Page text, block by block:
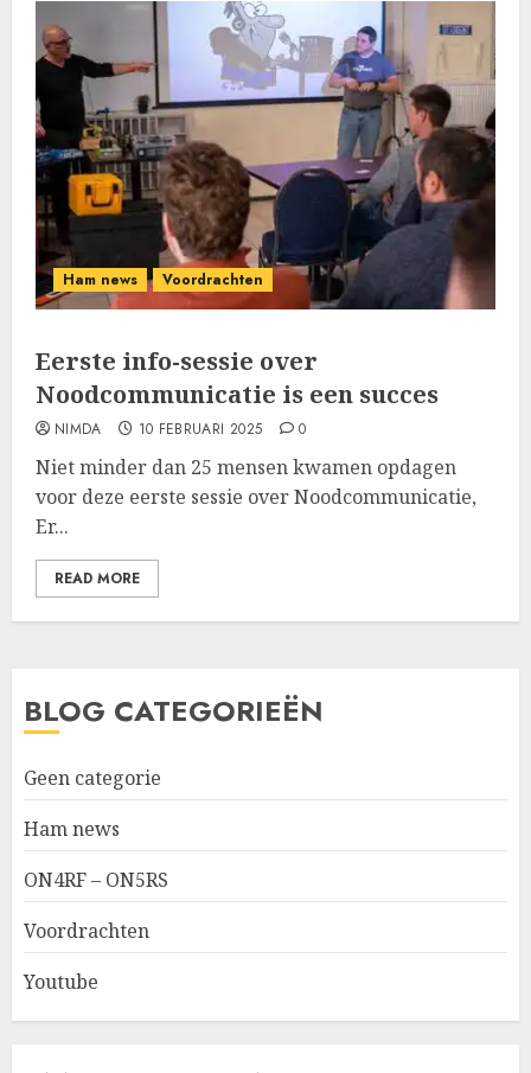
Ham news Voordrachten
Eerste info-sessie over
Noodcommunicatie is een succes
NIMDA 10 FEBRUARI 2025 0
Niet minder dan 25 mensen kwamen opdagen
voor deze eerste sessie over Noodcommunicatie,
Er...
READ MORE
BLOG CATEGORIEËN
Geen categorie
Ham news
ON4RF – ON5RS
Voordrachten
Youtube